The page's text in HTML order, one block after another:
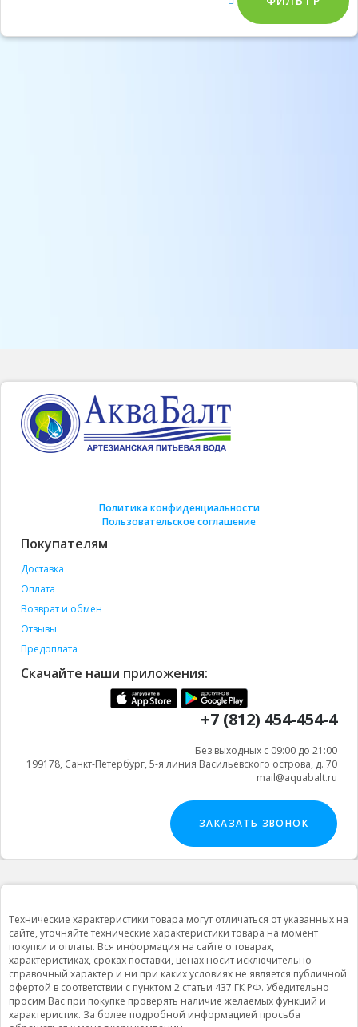
Политика конфиденциальности
Пользовательское соглашение
Покупателям
Доставка
Оплата
Возврат и обмен
Отзывы
Предоплата
Скачайте наши приложения:
+7 (812) 454-454-4
Без выходных с 09:00 до 21:00
199178, Санкт-Петербург, 5-я линия Васильевского острова, д. 70
mail@aquabalt.ru
ЗАКАЗАТЬ ЗВОНОК
Технические характеристики товара могут отличаться от указанных на
сайте, уточняйте технические характеристики товара на момент
покупки и оплаты. Вся информация на сайте о товарах,
характеристиках, сроках поставки, ценах носит исключительно
справочный характер и ни при каких условиях не является публичной
офертой в соответствии с пунктом 2 статьи 437 ГК РФ. Убедительно
просим Вас при покупке проверять наличие желаемых функций и
характеристик. За более подробной информацией просьба